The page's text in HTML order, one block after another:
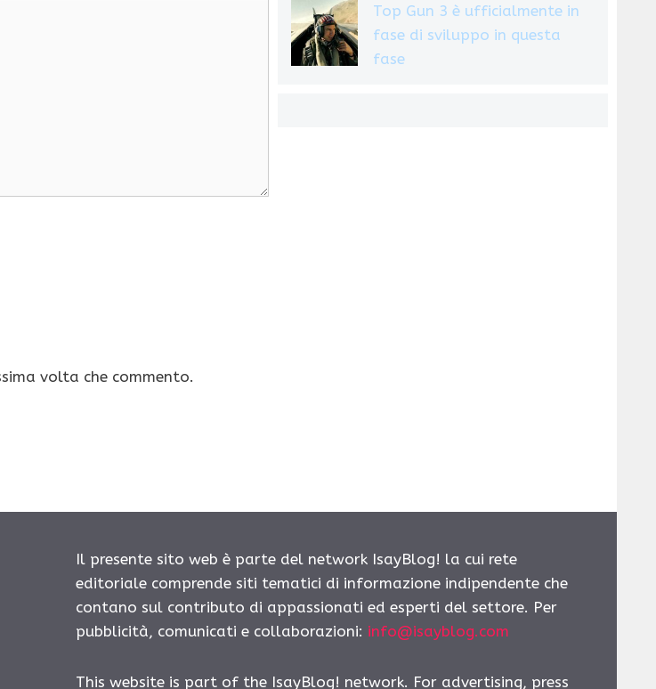
volta che commento.
Top Gun 3 è ufficialmente in
fase di sviluppo in questa
fase
Il presente sito web è parte del network IsayBlog! la cui rete
editoriale comprende siti tematici di informazione indipendente che
contano sul contributo di appassionati ed esperti del settore. Per
pubblicità, comunicati e collaborazioni: info@isayblog.com
This website is part of the IsayBlog! network. For advertising, press